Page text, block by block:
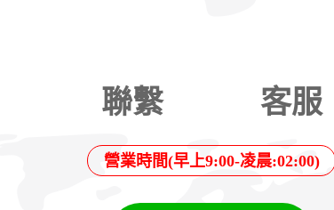
聯繫 客服
營業時間(早上9:00-凌晨:02:00)